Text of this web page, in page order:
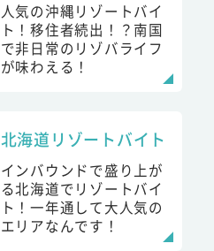
人気の沖縄リゾートバイ
ト！移住者続出！？南国
で非日常のリゾバライフ
が味わえる！
北海道リゾートバイト
インバウンドで盛り上が
る北海道でリゾートバイ
ト！一年通して大人気の
エリアなんです！